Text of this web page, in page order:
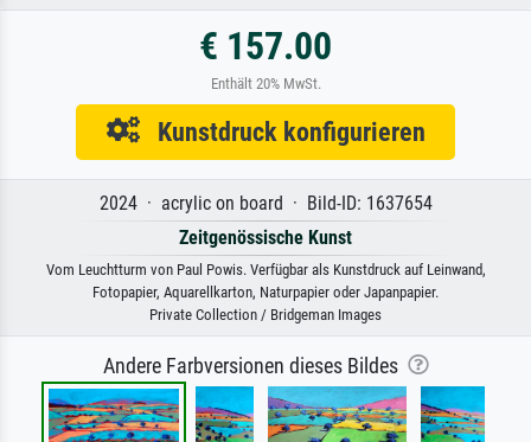
€ 157.00
Enthält 20% MwSt.
Kunstdruck konfigurieren
2024 · acrylic on board · Bild-ID: 1637654
Zeitgenössische Kunst
Vom Leuchtturm von Paul Powis. Verfügbar als Kunstdruck auf Leinwand,
Fotopapier, Aquarellkarton, Naturpapier oder Japanpapier.
Private Collection / Bridgeman Images
Andere Farbversionen dieses Bildes